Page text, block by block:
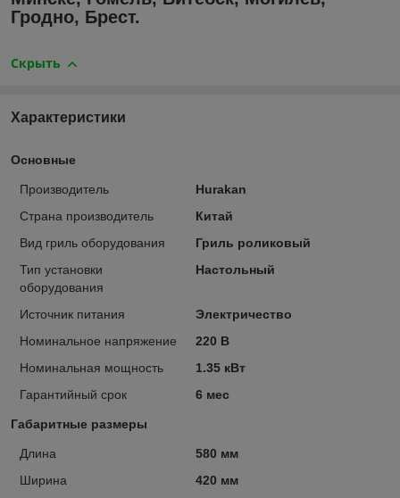
Гродно, Брест.
Скрыть
Характеристики
Основные
Производитель
Hurakan
Страна производитель
Китай
Вид гриль оборудования
Гриль роликовый
Тип установки
оборудования
Настольный
Источник питания
Электричество
Номинальное напряжение
220 В
Номинальная мощность
1.35 кВт
Гарантийный срок
6 мес
Габаритные размеры
Длина
580 мм
Ширина
420 мм